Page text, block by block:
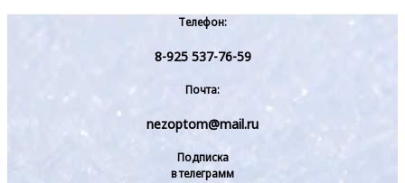
Телефон:
8-925 537-76-59
Почта:
nezoptom@mail.ru
Подписка
в телеграмм